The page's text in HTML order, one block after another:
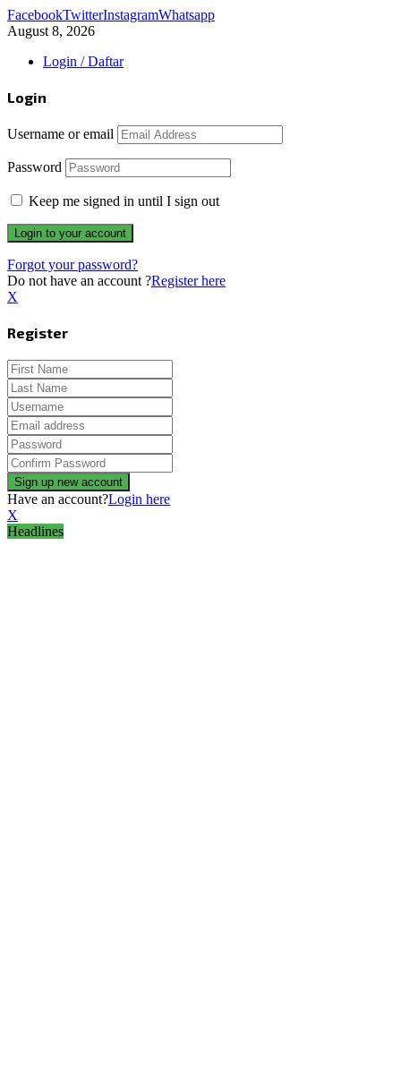
FacebookTwitterInstagramWhatsapp
August 8, 2026
Login / Daftar
Login
Username or email
Password
Keep me signed in until I sign out
Forgot your password?
Do not have an account ?Register here
X
Register
Have an account?Login here
X
Headlines